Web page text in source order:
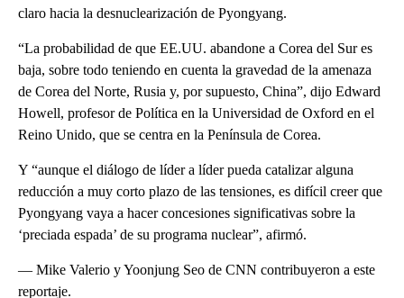
claro hacia la desnuclearización de Pyongyang.
“La probabilidad de que EE.UU. abandone a Corea del Sur es
baja, sobre todo teniendo en cuenta la gravedad de la amenaza
de Corea del Norte, Rusia y, por supuesto, China”, dijo Edward
Howell, profesor de Política en la Universidad de Oxford en el
Reino Unido, que se centra en la Península de Corea.
Y “aunque el diálogo de líder a líder pueda catalizar alguna
reducción a muy corto plazo de las tensiones, es difícil creer que
Pyongyang vaya a hacer concesiones significativas sobre la
‘preciada espada’ de su programa nuclear”, afirmó.
— Mike Valerio y Yoonjung Seo de CNN contribuyeron a este
reportaje.